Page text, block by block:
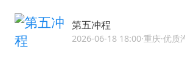
第五冲程
2026-06-18 18:00·重庆